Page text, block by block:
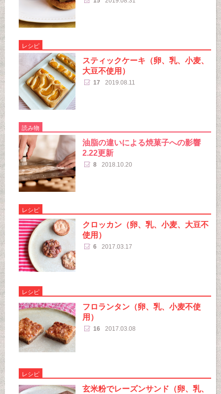
レシピ
スティックケーキ（卵、乳、小麦、
大豆不使用）
17 2019.08.11
読み物
油脂の違いによる焼菓子への影響
2.22更新
8 2018.10.20
レシピ
クロッカン（卵、乳、小麦、大豆不
使用）
6 2017.03.17
レシピ
フロランタン（卵、乳、小麦不使
用）
16 2017.03.08
レシピ
玄米粉でレーズンサンド（卵、乳、